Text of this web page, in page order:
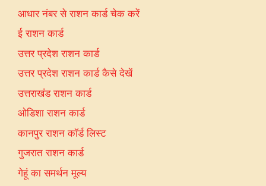
आधार नंबर से राशन कार्ड चेक करें
ई राशन कार्ड
उत्तर प्रदेश राशन कार्ड
उत्तर प्रदेश राशन कार्ड कैसे देखें
उत्तराखंड राशन कार्ड
ओडिशा राशन कार्ड
कानपुर राशन कॉर्ड लिस्ट
गुजरात राशन कार्ड
गेहूं का समर्थन मूल्य